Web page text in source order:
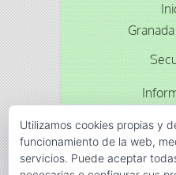
Animacion cuentos gran
Utilizamos cookies propias y
funcionamiento de la web,
servicios. Puede aceptar